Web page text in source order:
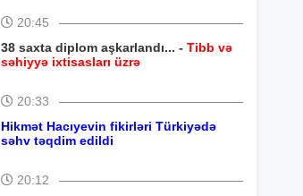
20:45
38 saxta diplom aşkarlandı... - Tibb və
səhiyyə ixtisasları üzrə
20:33
Hikmət Hacıyevin fikirləri Türkiyədə
səhv təqdim edildi
20:12